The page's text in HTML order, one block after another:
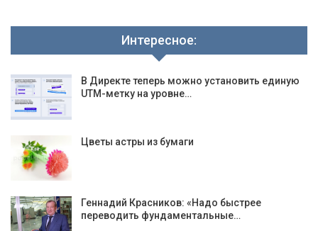
Интересное:
В Директе теперь можно установить единую
UTM-метку на уровне…
Цветы астры из бумаги
Геннадий Красников: «Надо быстрее
переводить фундаментальные…